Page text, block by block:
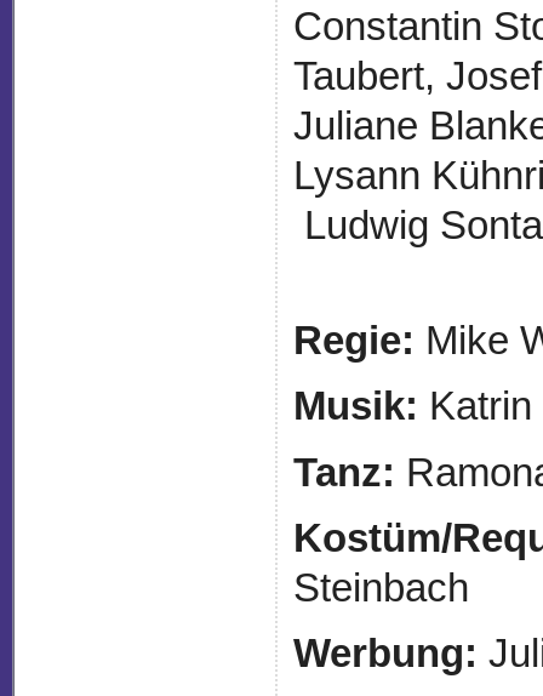
Constantin
Taubert,
Juliane
Lysann
Ludwig
Regie: Mike
Musik:
Tanz:
Kostüm/
Steinbach
Werbung: